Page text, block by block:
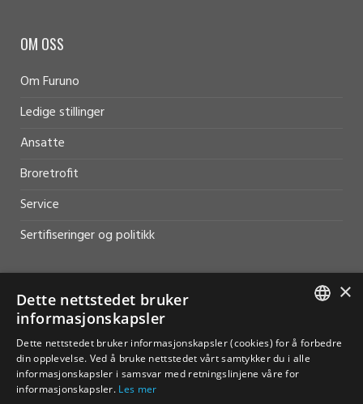
OM OSS
Om Furuno
Ledige stillinger
Ansatte
Broretrofit
Service
Sertifiseringer og politikk
HJELP OG SUPPORT
Salg
Kontakt
ENGLISH
×
Dette nettstedet bruker
informasjonskapsler
Dette nettstedet bruker informasjonskapsler (cookies) for å forbedre
din opplevelse. Ved å bruke nettstedet vårt samtykker du i alle
informasjonskapsler i samsvar med retningslinjene våre for
informasjonskapsler. Les mer